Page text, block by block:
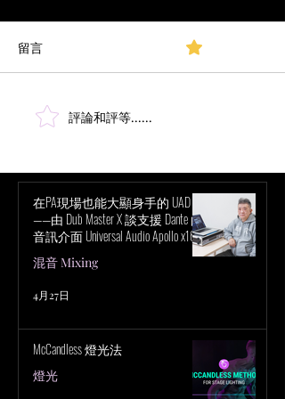
為什麼廣播音頻需要革命
留言
評論和評等......
在PA現場也能大顯身手的 UAD！
——由 Dub Master X 談支援 Dante 的
音訊介面 Universal Audio Apollo x16D
的魅力
混音 Mixing
4月27日
McCandless 燈光法
燈光